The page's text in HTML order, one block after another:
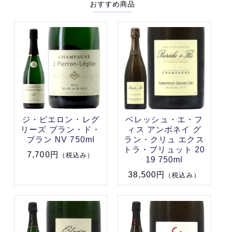
おすすめ商品
ジ・ピエロン・レグ
リーズ ブラン・ド・
ブラン NV 750ml
7,700円
（税込み）
ベレッシュ・エ・フ
ィス アンボネイ グ
ラン・クリュ エクス
トラ・ブリュット 20
19 750ml
38,500円
（税込み）